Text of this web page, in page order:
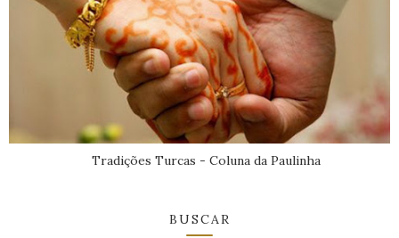
Tradições Turcas - Coluna da Paulinha
BUSCAR